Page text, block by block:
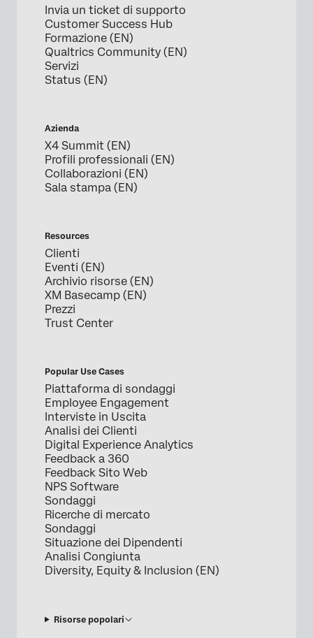
Invia un ticket di supporto
Customer Success Hub
Formazione (EN)
Qualtrics Community (EN)
Servizi
Status (EN)
Azienda
X4 Summit (EN)
Profili professionali (EN)
Collaborazioni (EN)
Sala stampa (EN)
Resources
Clienti
Eventi (EN)
Archivio risorse (EN)
XM Basecamp (EN)
Prezzi
Trust Center
Popular Use Cases
Piattaforma di sondaggi
Employee Engagement
Interviste in Uscita
Analisi dei Clienti
Digital Experience Analytics
Feedback a 360
Feedback Sito Web
NPS Software
Sondaggi
Ricerche di mercato
Sondaggi
Situazione dei Dipendenti
Analisi Congiunta
Diversity, Equity & Inclusion (EN)
Risorse popolari